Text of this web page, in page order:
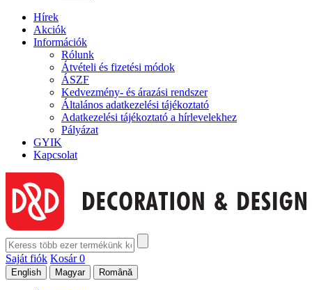
Hírek
Akciók
Információk
Rólunk
Átvételi és fizetési módok
ÁSZF
Kedvezmény- és árazási rendszer
Általános adatkezelési tájékoztató
Adatkezelési tájékoztató a hírlevelekhez
Pályázat
GYIK
Kapcsolat
Saját fiók Kosár 0